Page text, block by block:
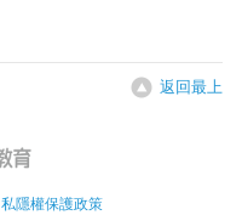
返回最上
私隱權保護政策